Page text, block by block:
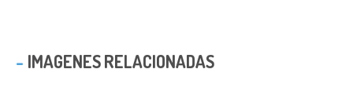
IMAGENES RELACIONADAS